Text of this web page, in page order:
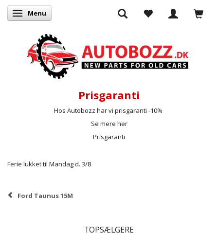
Skifte navigation
Menu
Prisgaranti
Hos Autobozz har vi prisgaranti -10%
Se mere her
Prisgaranti
Ferie lukket til Mandag d. 3/8
Ford Taunus 15M
TOPSÆLGERE